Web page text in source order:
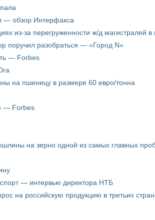
— обзор Интерфакса
из-за перегруженности ж/д магистралей в
поручил разобраться — «Город N»
— Forbes
на пшеницу в размере 60 евро/тонна
— Forbes
на зерно одной из самых главных
— интервью директора НТБ
на российскую продукцию в третьих